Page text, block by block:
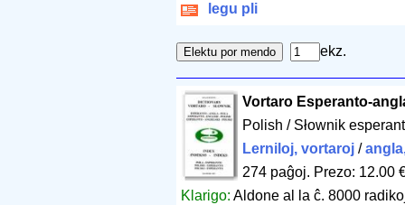
legu pli
ekz.
Vortaro Esperanto-
Polish / Słownik
Lerniloj, vortaroj/
274 paĝoj. Prezo: 12.00
Klarigo: Aldone al la ĉ. 8000